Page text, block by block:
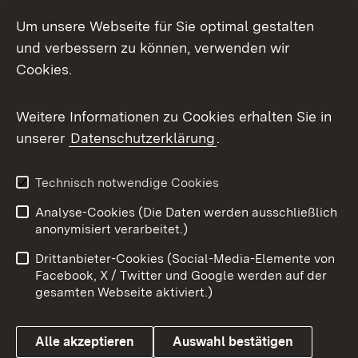
Facebook
X / Twitter
Youtube
Impressum
Kontakt
Barrierefreiheit
Datenschutz
Cookies
Um unsere Webseite für Sie optimal gestalten
und verbessern zu können, verwenden wir
Cookies.
Weitere Informationen zu Cookies erhalten Sie in
unserer Datenschutzerklärung.
Technisch notwendige Cookies
Analyse-Cookies (Die Daten werden ausschließlich
anonymisiert verarbeitet.)
Drittanbieter-Cookies (Social-Media-Elemente von
Facebook, X / Twitter und Google werden auf der
gesamten Webseite aktiviert.)
Alle akzeptieren Auswahl bestätigen